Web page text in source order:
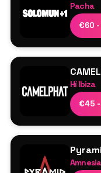
Pacha
€60 -
Barry
Hï Ibiza
€45 -
Adam
Nick
Club
Indira
Amnesia